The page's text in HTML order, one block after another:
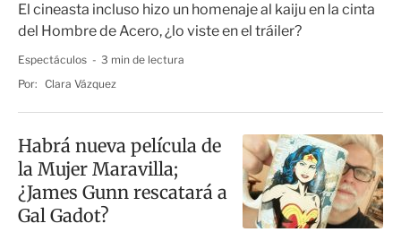
El cineasta incluso hizo un homenaje al kaiju en la cinta
del Hombre de Acero, ¿lo viste en el tráiler?
Espectáculos
3 min de lectura
Por: Clara Vázquez
Habrá nueva película de
la Mujer Maravilla;
¿James Gunn rescatará a
Gal Gadot?